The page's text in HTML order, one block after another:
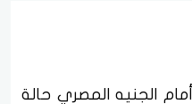
الجنيه المصري حالة